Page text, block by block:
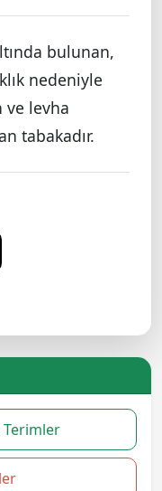
bulunan,
nedeniyle
ve levha
tabakadır.